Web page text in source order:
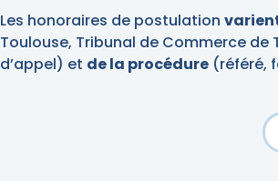
Les honoraires de postulation
Toulouse, Tribunal de Commerce
d’appel) et de la procédure(référé,